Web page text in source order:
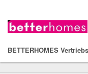
BETTERHOMES